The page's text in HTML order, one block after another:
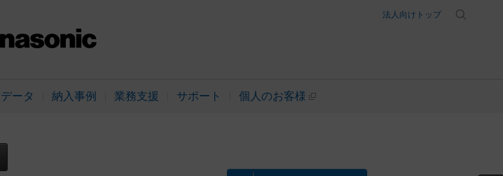
法人向けトップ
ータ 納入事例 業務支援 サポート 個人のお客様